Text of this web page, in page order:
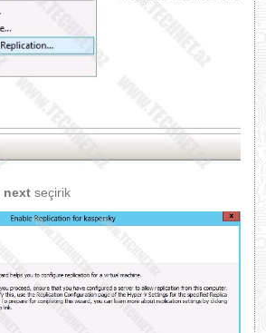
next seçirik